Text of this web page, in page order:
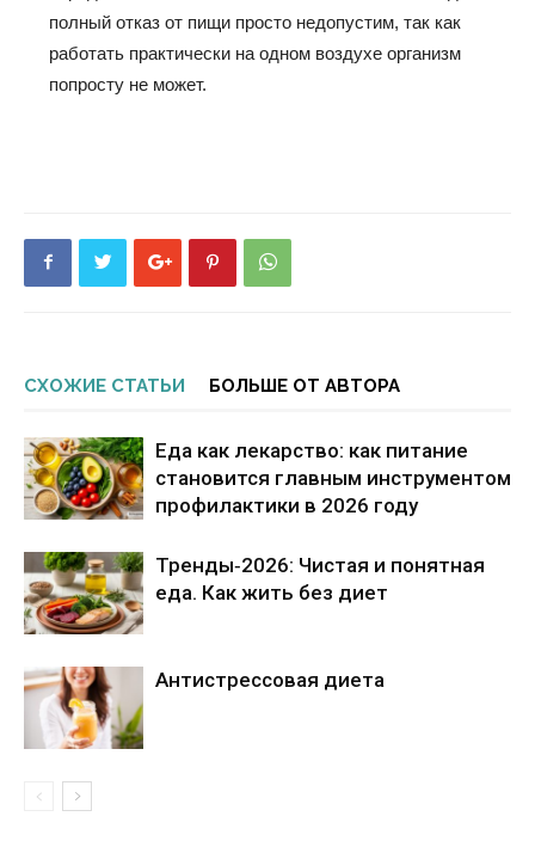
полный отказ от пищи просто недопустим, так как
работать практически на одном воздухе организм
попросту не может.
СХОЖИЕ СТАТЬИ БОЛЬШЕ ОТ АВТОРА
Еда как лекарство: как питание
становится главным инструментом
профилактики в 2026 году
Тренды‑2026: Чистая и понятная
еда. Как жить без диет
Антистрессовая диета